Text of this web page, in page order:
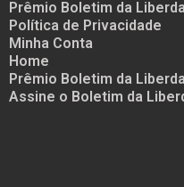
Prêmio Boletim da
Política de Privacidade
Minha Conta
Home
Prêmio Boletim da
Assine o Boletim da